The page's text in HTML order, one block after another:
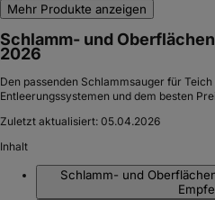
Mehr Produkte anzeigen
Schlamm- und
2026
Den passenden Schlammsauger für
Entleerungssystemen und dem besten
Zuletzt aktualisiert: 05.04.2026
Inhalt
Schlamm- und